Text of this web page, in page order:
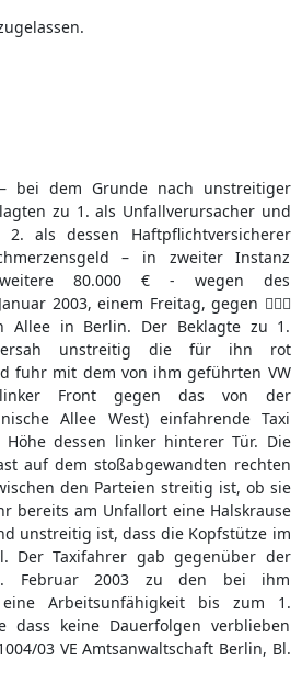
bei dem Grunde nach unstreitiger
zu 1. als Unfallverursacher und
als dessen Haftpflichtversicherer
– in zweiter Instanz
80.000 € - wegen des
2003, einem Freitag, gegen 
Allee in Berlin. Der Beklagte zu 1.
unstreitig die für ihn rot
fuhr mit dem von ihm geführten VW
Front gegen das von der
Allee West) einfahrende Taxi
Höhe dessen linker hinterer Tür. Die
auf dem stoßabgewandten rechten
den Parteien streitig ist, ob sie
bereits am Unfallort eine Halskrause
unstreitig ist, dass die Kopfstütze im
Der Taxifahrer gab gegenüber der
Februar 2003 zu den bei ihm
Arbeitsunfähigkeit bis zum 1.
dass keine Dauerfolgen verblieben
03 VE Amtsanwaltschaft Berlin, Bl.